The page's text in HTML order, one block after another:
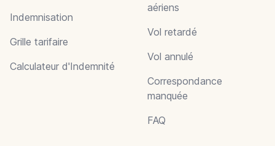
Indemnisation
Grille tarifaire
Calculateur d'Indemnité
aériens
Vol retardé
Vol annulé
Correspondance
manquée
FAQ